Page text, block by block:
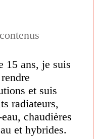
15 ans, je suis
et suis
radiateurs,
chaudières
et hybrides.